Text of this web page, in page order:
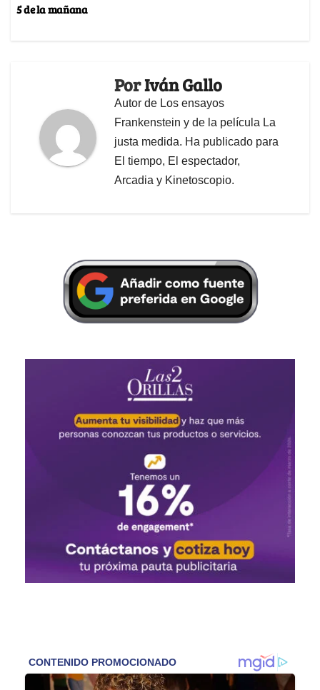
5 de la mañana
PorIván Gallo
Autor de Los ensayos
Frankenstein y de la película La
justa medida. Ha publicado para
El tiempo, El espectador,
Arcadia y Kinetoscopio.